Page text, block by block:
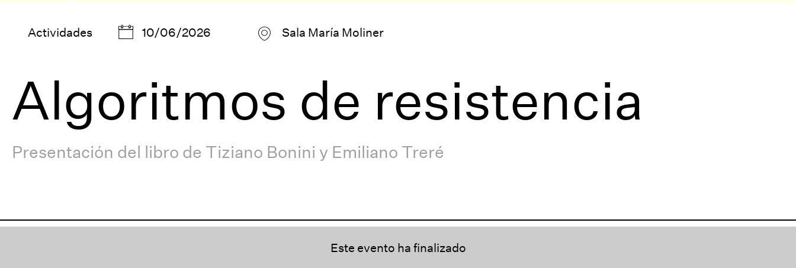
Actividades 10/06/2026 Sala María Moliner
Algoritmos de resistencia
Presentación del libro de Tiziano Bonini y Emiliano Treré
Este evento ha finalizado